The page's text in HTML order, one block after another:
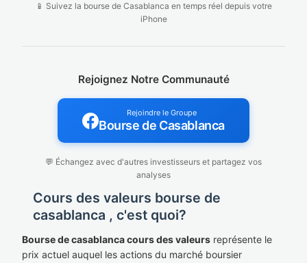
📱 Suivez la bourse de Casablanca en temps réel depuis votre
iPhone
Rejoignez Notre Communauté
Rejoindre le Groupe
Bourse de Casablanca
💬 Échangez avec d'autres investisseurs et partagez vos
analyses
Cours des valeurs bourse de
casablanca , c'est quoi?
Bourse de casablanca cours des valeurs représente le
prix actuel auquel les actions du marché boursier